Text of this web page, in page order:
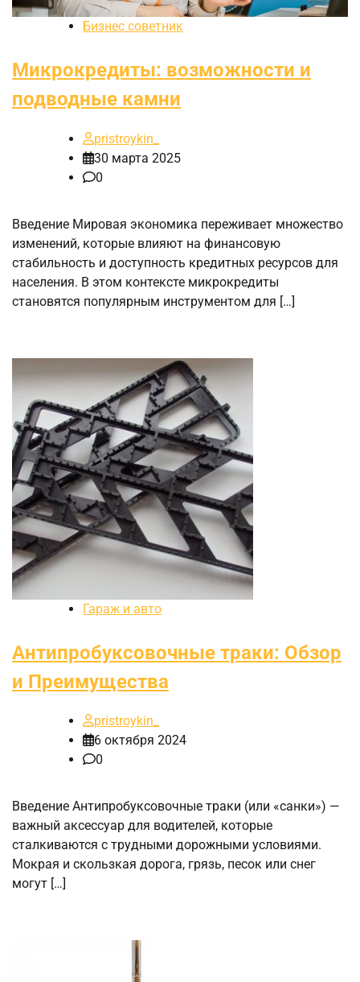
Бизнес советник
Микрокредиты: возможности и
подводные камни
pristroykin_
30 марта 2025
0
Введение Мировая экономика переживает множество
изменений, которые влияют на финансовую
стабильность и доступность кредитных ресурсов для
населения. В этом контексте микрокредиты
становятся популярным инструментом для […]
Гараж и авто
Антипробуксовочные траки: Обзор
и Преимущества
pristroykin_
6 октября 2024
0
Введение Антипробуксовочные траки (или «санки») —
важный аксессуар для водителей, которые
сталкиваются с трудными дорожными условиями.
Мокрая и скользкая дорога, грязь, песок или снег
могут […]